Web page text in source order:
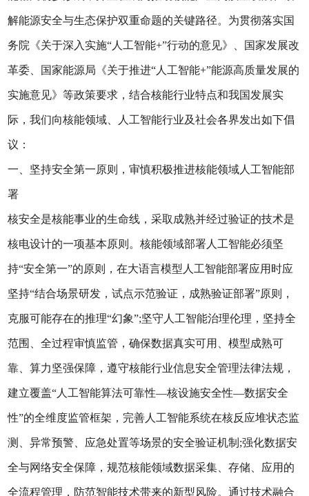
解能源安全与生态保护双重命题的关键路径。为贯彻落实国
务院《关于深入实施“人工智能+”行动的意见》、国家发展改
革委、国家能源局《关于推进“人工智能+”能源高质量发展的
实施意见》等政策要求，结合核能行业特点和我国发展实
际，我们向核能领域、人工智能行业及社会各界发出如下倡
议：
一、坚持安全第一原则，审慎积极推进核能领域人工智能部
署
核安全是核能事业的生命线，采取成熟并经过验证的技术是
核电设计的一项基本原则。核能领域部署人工智能必须坚
持“安全第一”的原则，在大语言模型人工智能部署应用时应
坚持“结合场景研发，试点示范验证，成熟验证部署”原则，
克服可能存在的推理“幻象”;坚守人工智能治理伦理，坚持全
范围、全过程审慎监管，确保数据真实可用、模型成熟可
靠、算力坚强保障，遵守核能行业信息安全管理法律法规，
建立覆盖“人工智能算法可靠性—核设施安全性—数据安全
性”的全维度监管框架，完善人工智能系统在核反应堆状态监
测、异常预警、应急处置等场景的安全验证机制;强化数据安
全与网络安全保障，规范核能领域数据采集、存储、应用的
全流程管理，防范智能技术带来的新型风险。通过技术融合